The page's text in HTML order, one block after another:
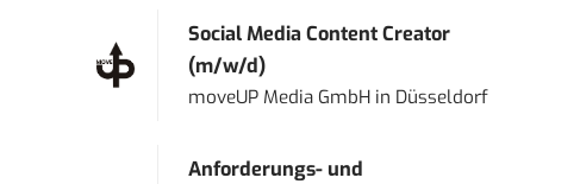
Social Media Content Creator
(m/w/d)
moveUP Media GmbH in Düsseldorf
Anforderungs- und